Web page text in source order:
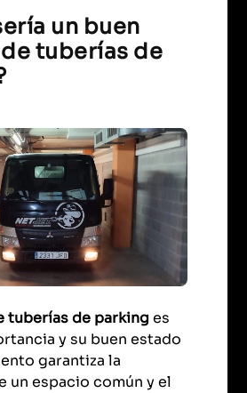
un buen
tuberías de
tuberías de parkinges
y su buen estado
garantiza la
un espacio común y el